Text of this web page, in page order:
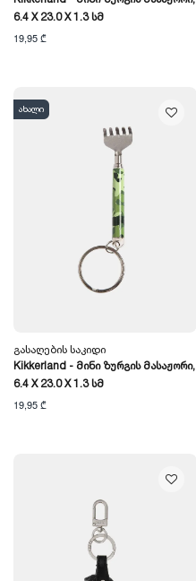
6.4 X 23.0 X 1.3 Სმ
19,95 ₾
ახალი
Გასაღების Საკიდი
Kikkerland - Მინი Ზურგის Მასაჟორი,
6.4 X 23.0 X 1.3 Სმ
19,95 ₾